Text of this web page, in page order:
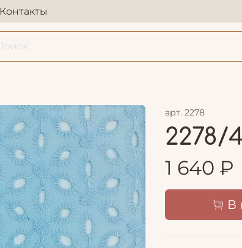
Контакты
арт. 2278
2278/
1 640 ₽
В